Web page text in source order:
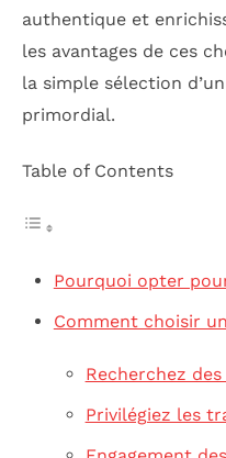
authentique et
les avantages de ces
la simple sélection
primordial.
Table of Contents
Pourquoi opter
Comment choisir
Recherchez
Privilégiez les